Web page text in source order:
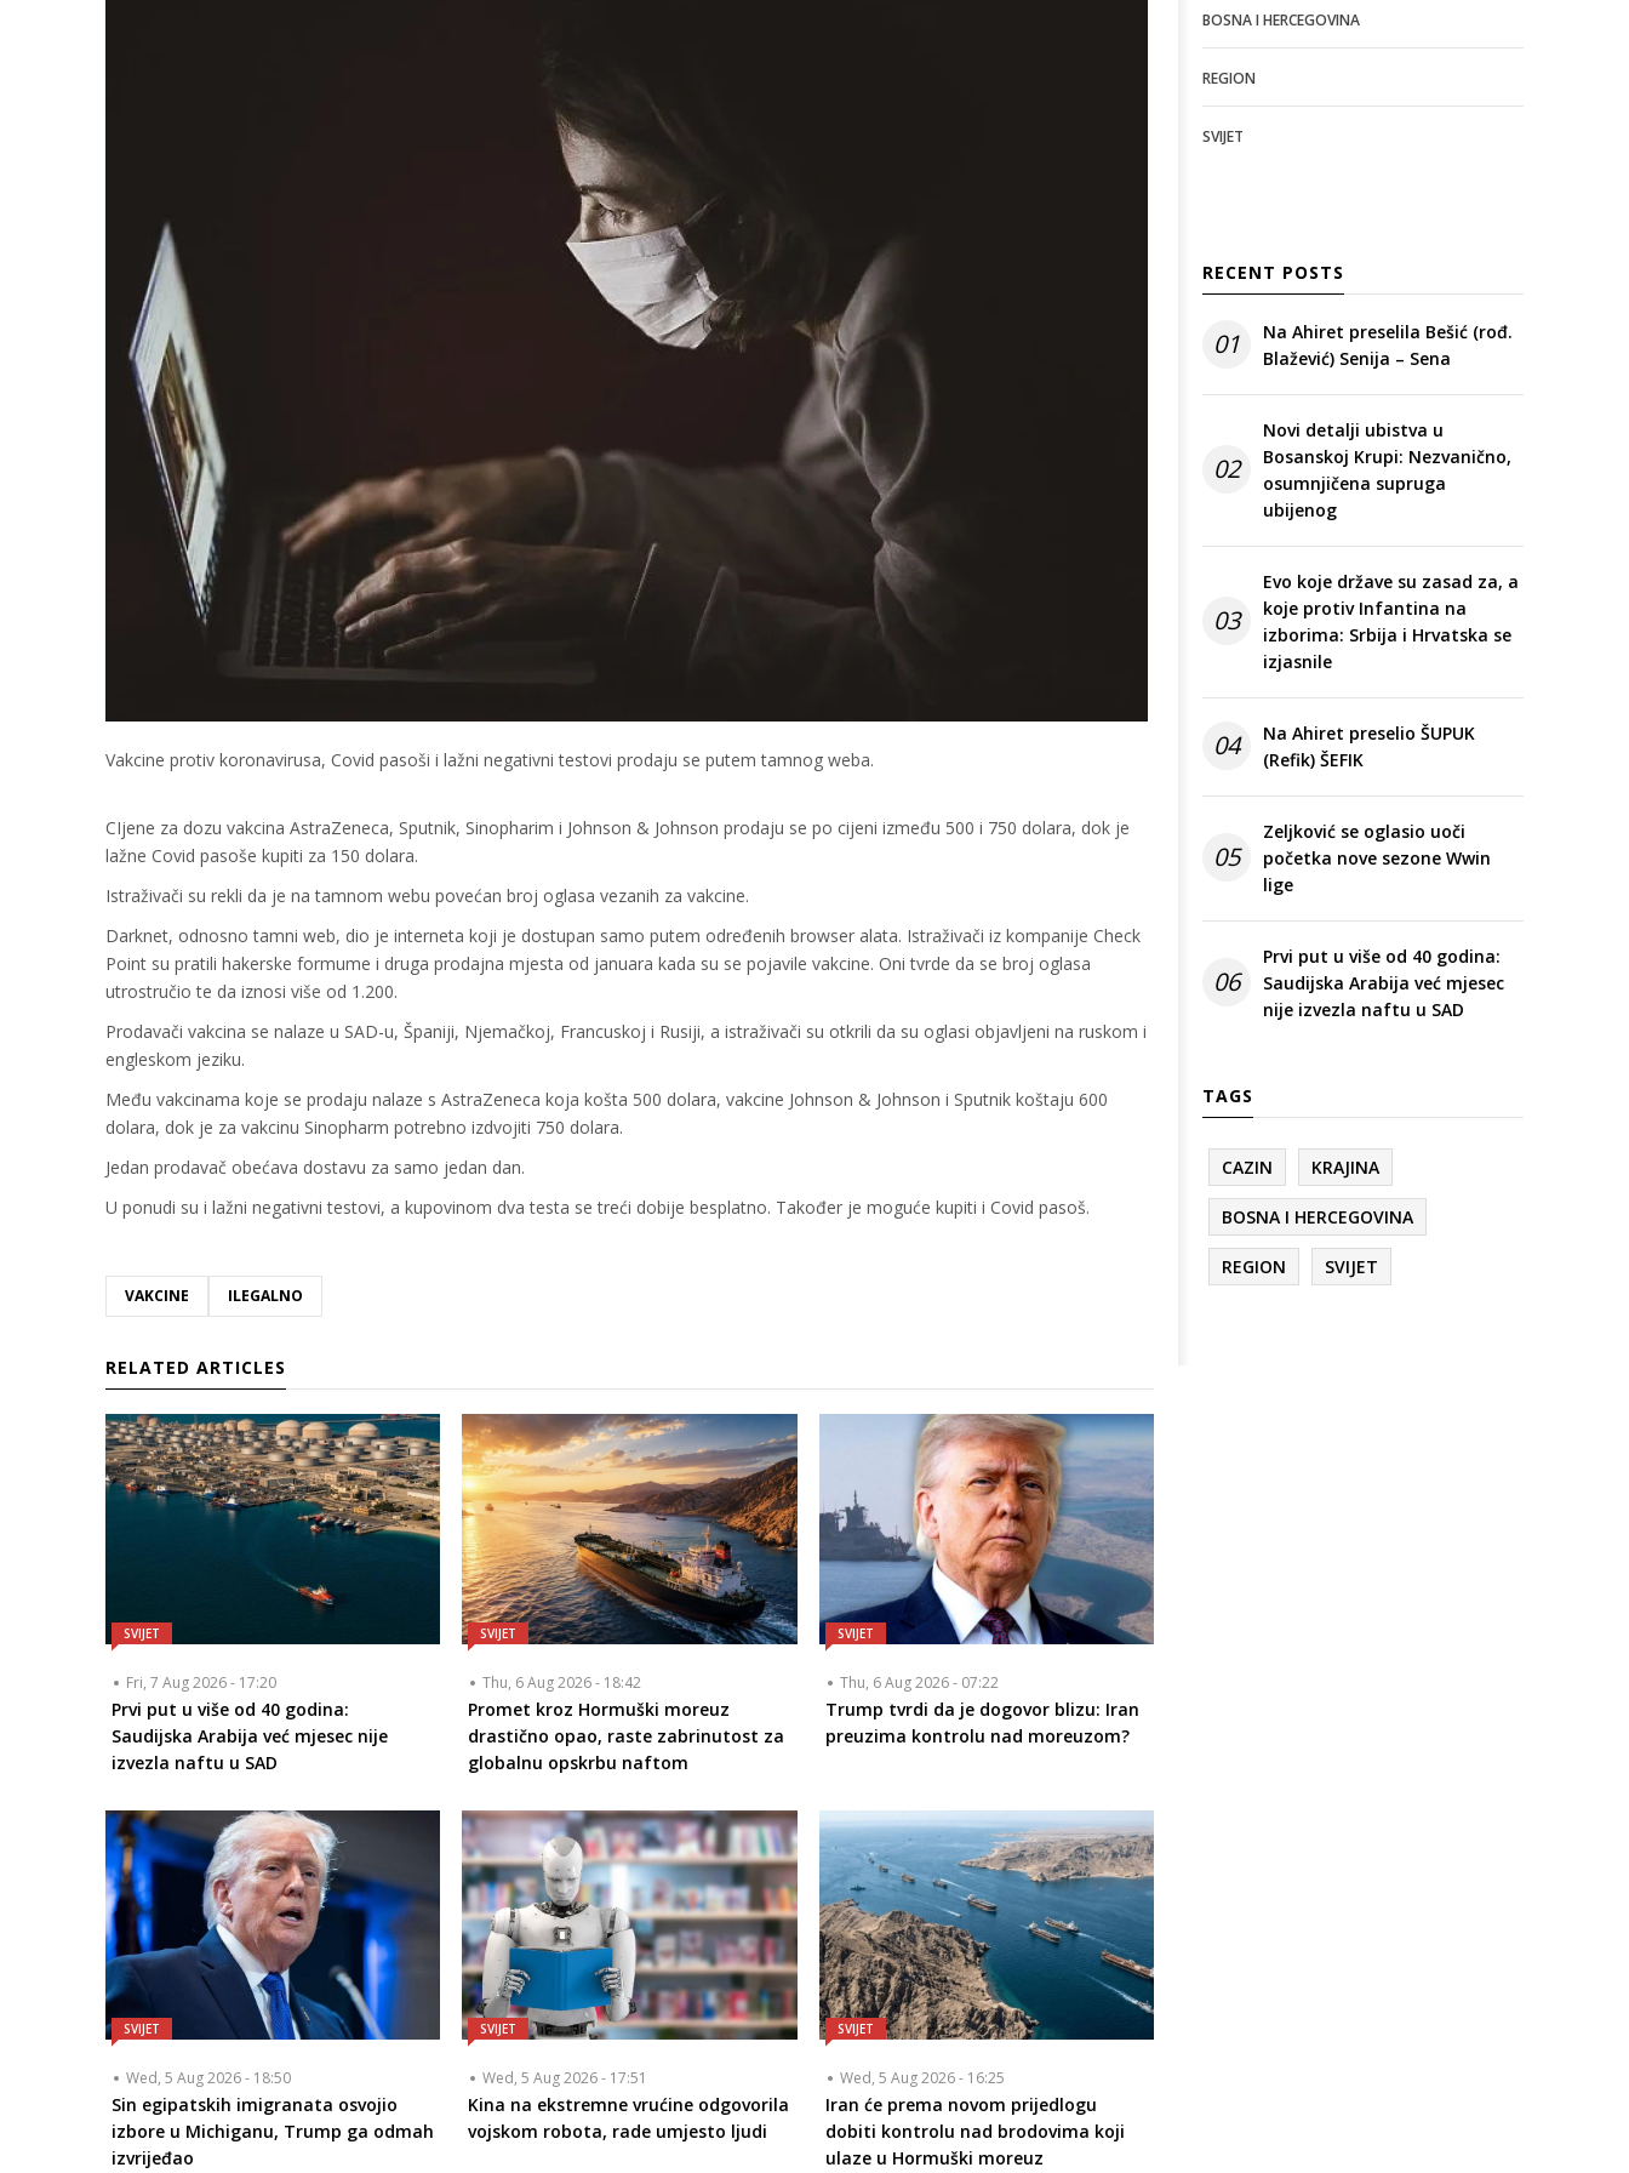
Vakcine protiv koronavirusa, Covid pasoši i lažni negativni testovi prodaju se putem tamnog weba.
CIjene za dozu vakcina AstraZeneca, Sputnik, Sinopharim i Johnson & Johnson prodaju se po cijeni između 500 i 750 dolara, dok je
lažne Covid pasoše kupiti za 150 dolara.
Istraživači su rekli da je na tamnom webu povećan broj oglasa vezanih za vakcine.
Darknet, odnosno tamni web, dio je interneta koji je dostupan samo putem određenih browser alata. Istraživači iz kompanije Check
Point su pratili hakerske formume i druga prodajna mjesta od januara kada su se pojavile vakcine. Oni tvrde da se broj oglasa
utrostručio te da iznosi više od 1.200.
Prodavači vakcina se nalaze u SAD-u, Španiji, Njemačkoj, Francuskoj i Rusiji, a istraživači su otkrili da su oglasi objavljeni na ruskom i
engleskom jeziku.
Među vakcinama koje se prodaju nalaze s AstraZeneca koja košta 500 dolara, vakcine Johnson & Johnson i Sputnik koštaju 600
dolara, dok je za vakcinu Sinopharm potrebno izdvojiti 750 dolara.
Jedan prodavač obećava dostavu za samo jedan dan.
U ponudi su i lažni negativni testovi, a kupovinom dva testa se treći dobije besplatno. Također je moguće kupiti i Covid pasoš.
VAKCINE ILEGALNO
RELATED ARTICLES
SVIJET
Fri, 7 Aug 2026 - 17:20
Prvi put u više od 40 godina:
Saudijska Arabija već mjesec nije
izvezla naftu u SAD
SVIJET
Thu, 6 Aug 2026 - 18:42
Promet kroz Hormuški moreuz
drastično opao, raste zabrinutost za
globalnu opskrbu naftom
SVIJET
Thu, 6 Aug 2026 - 07:22
Trump tvrdi da je dogovor blizu: Iran
preuzima kontrolu nad moreuzom?
SVIJET
Wed, 5 Aug 2026 - 18:50
Sin egipatskih imigranata osvojio
izbore u Michiganu, Trump ga odmah
izvrijeđao
SVIJET
Wed, 5 Aug 2026 - 17:51
Kina na ekstremne vrućine odgovorila
vojskom robota, rade umjesto ljudi
SVIJET
Wed, 5 Aug 2026 - 16:25
Iran će prema novom prijedlogu
dobiti kontrolu nad brodovima koji
ulaze u Hormuški moreuz
BOSNA I HERCEGOVINA
REGION
SVIJET
RECENT POSTS
01
Na Ahiret preselila Bešić (rođ.
Blažević) Senija – Sena
02
Novi detalji ubistva u
Bosanskoj Krupi: Nezvanično,
osumnjičena supruga
ubijenog
03
Evo koje države su zasad za, a
koje protiv Infantina na
izborima: Srbija i Hrvatska se
izjasnile
04
Na Ahiret preselio ŠUPUK
(Refik) ŠEFIK
05
Zeljković se oglasio uoči
početka nove sezone Wwin
lige
06
Prvi put u više od 40 godina:
Saudijska Arabija već mjesec
nije izvezla naftu u SAD
TAGS
CAZIN KRAJINA
BOSNA I HERCEGOVINA
REGION SVIJET